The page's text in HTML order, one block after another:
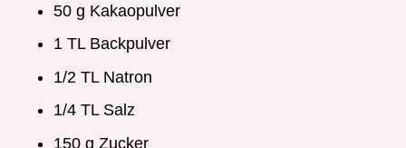
50 g Kakaopulver
1 TL Backpulver
1/2 TL Natron
1/4 TL Salz
150 g Zucker